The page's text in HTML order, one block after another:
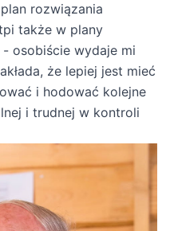
rozwiązania
także w plany
- osobiście wydaje mi
że lepiej jest mieć
i hodować kolejne
i trudnej w kontroli